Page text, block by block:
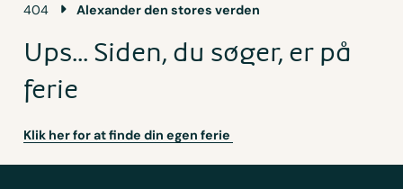
404 Alexander den stores verden
Ups... Siden, du søger, er på
ferie
Klik her for at finde din egen ferie